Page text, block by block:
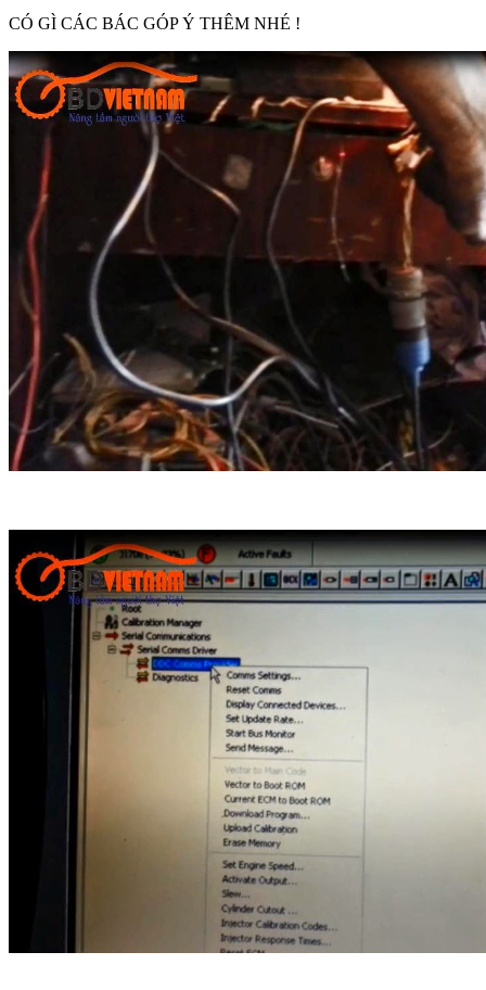
CÓ GÌ CÁC BÁC GÓP Ý THÊM NHÉ !